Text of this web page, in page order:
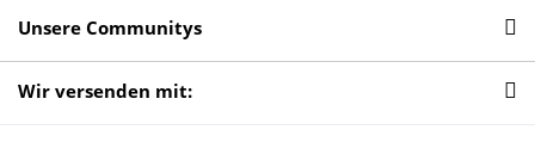
Unsere Communitys
Wir versenden mit: